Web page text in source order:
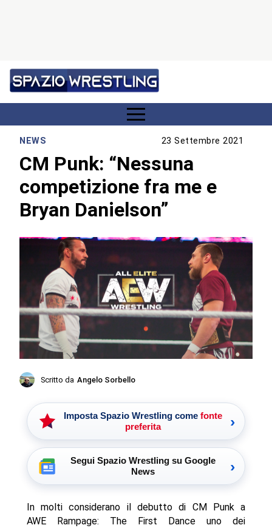
NEWS 23 Settembre 2021
CM Punk: “Nessuna
competizione fra me e
Bryan Danielson”
Scritto da Angelo Sorbello
Imposta Spazio Wrestling come fonte
preferita
›
Segui Spazio Wrestling su Google
News
›
In molti considerano il debutto di CM Punk a
AWE Rampage: The First Dance uno dei